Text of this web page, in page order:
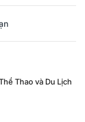
Thao và Du Lịch